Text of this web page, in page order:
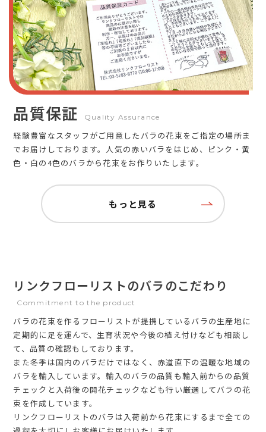
品質保証 Quality Assurance
経験豊富なスタッフがご用意したバラの花束をご指定の場所ま
でお届けしております。人気の赤いバラをはじめ、ピンク・黄
色・白の4色のバラから花束をお作りいたします。
もっと見る
リンクフローリストのバラのこだわり
Commitment to the product
バラの花束を作るフローリストが提携しているバラの生産地に
定期的に足を運んで、生育状況や今後の植え付けなども相談し
て、品質の確認もしております。
また冬季は国内のバラだけではなく、赤道直下の温暖な地域の
バラを輸入しています。輸入のバラの品質も輸入前からの品質
チェックと入荷後の開花チェックなども行い厳選してバラの花
束を作成しています。
リンクフローリストのバラは入荷前から花束にするまで全ての